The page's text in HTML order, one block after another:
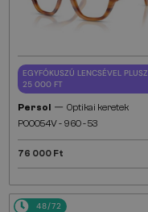
EGYFÓKUSZÚ LENCSÉVEL PLUSZ
25 000 FT
Persol — Optikai keretek
PO0054V - 960 - 53
76 000 Ft
48/72